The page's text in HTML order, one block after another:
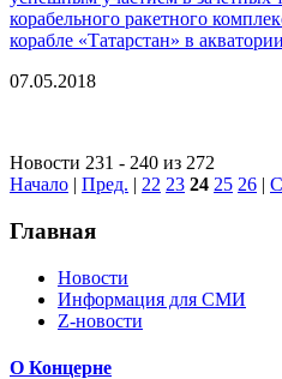
корабельного ракетного
корабле «Татарстан» в
07.05.2018
Новости 231 - 240 из 272
Начало | Пред. | 22 23 24 25 26 |
Главная
Новости
Информация для СМИ
Z-новости
О Концерне